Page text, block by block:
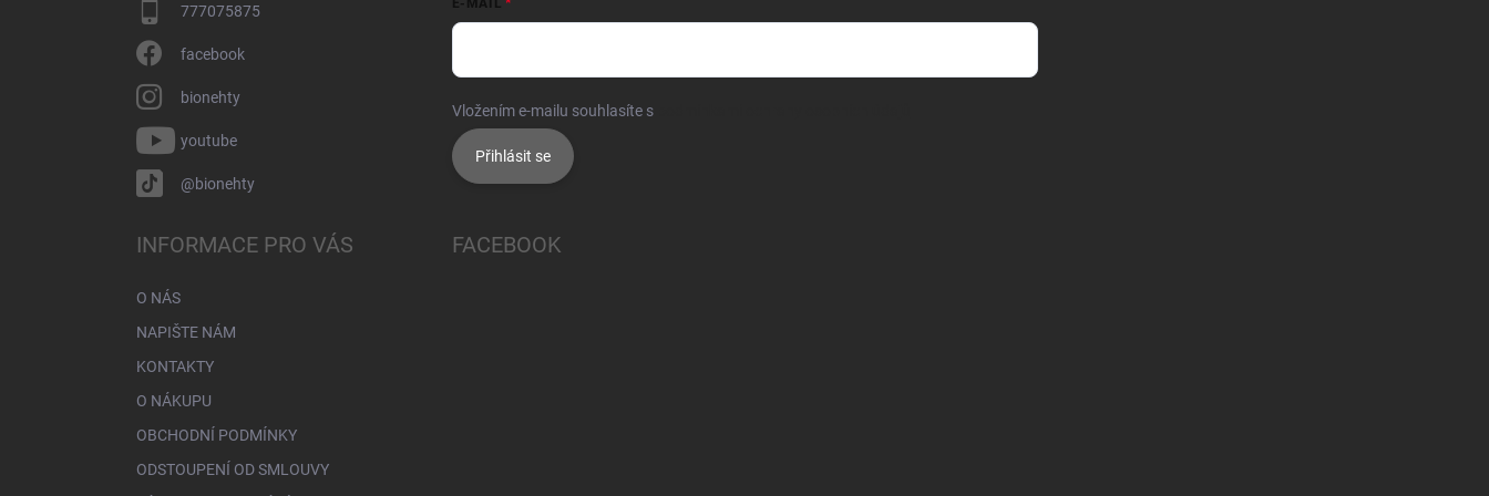
777075875
facebook
bionehty
youtube
@bionehty
E-MAIL
Vložením e-mailu souhlasíte s
Přihlásit se
INFORMACE PRO VÁS
O NÁS
NAPIŠTE NÁM
KONTAKTY
O NÁKUPU
OBCHODNÍ PODMÍNKY
ODSTOUPENÍ OD SMLOUVY
FACEBOOK